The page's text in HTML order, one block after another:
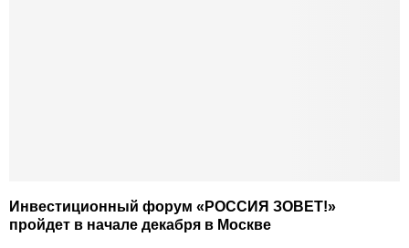
Инвестиционный форум «РОССИЯ ЗОВЕТ!»
пройдет в начале декабря в Москве